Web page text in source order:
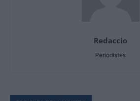
Redaccio
Periodistes